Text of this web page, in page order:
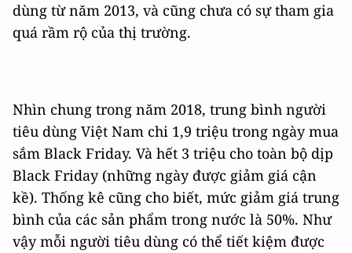
dùng từ năm 2013, và cũng chưa có sự tham gia
quá rầm rộ của thị trường.
Nhìn chung trong năm 2018, trung bình người
tiêu dùng Việt Nam chi 1,9 triệu trong ngày mua
sắm Black Friday. Và hết 3 triệu cho toàn bộ dịp
Black Friday (những ngày được giảm giá cận
kề). Thống kê cũng cho biết, mức giảm giá trung
bình của các sản phẩm trong nước là 50%. Như
vậy mỗi người tiêu dùng có thể tiết kiệm được